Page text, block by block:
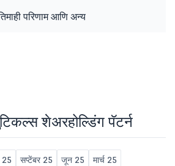
परिणाम आणि अन्य
शेअरहोल्डिंग पॅटर्न
25 सप्टेंबर 25 जून 25 मार्च 25